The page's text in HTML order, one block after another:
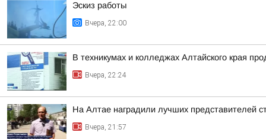
Эскиз работы
Вчера, 22:00
В техникумах и колледжах Алтайского края
Вчера, 22:24
На Алтае наградили лучших представителей
Вчера, 21:57